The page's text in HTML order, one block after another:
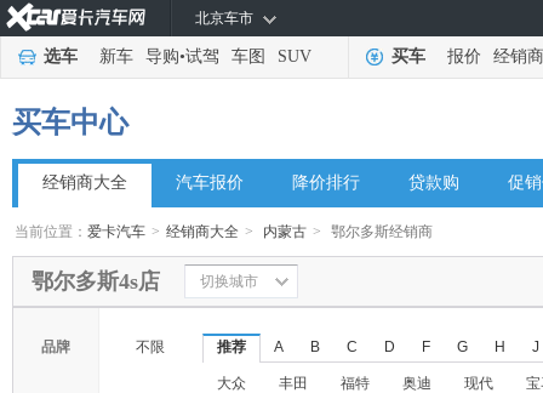
北京车市
选车 新车 导购•试驾 车图 SUV 买车 报价 经销商
买车中心
经销商大全 汽车报价 降价排行 贷款购 促
当前位置：爱卡汽车 > 经销商大全 > 内蒙古 > 鄂尔多斯经销商
鄂尔多斯4s店 切换城市
品牌 不限 推荐 A B C D F G H J
大众 丰田 福特 奥迪 现代